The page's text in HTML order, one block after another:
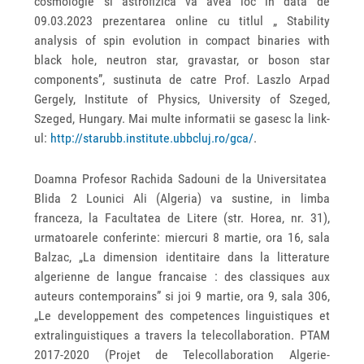
09.03.2023 prezentarea online cu titlul „ Stability
analysis of spin evolution in compact binaries with
black hole, neutron star, gravastar, or boson star
components”, sustinuta de catre Prof. Laszlo Arpad
Gergely, Institute of Physics, University of Szeged,
Szeged, Hungary. Mai multe informatii se gasesc la link-
ul: http://starubb.institute.ubbcluj.ro/gca/.
Doamna Profesor Rachida Sadouni de la Universitatea
Blida 2 Lounici Ali (Algeria) va sustine, in limba
franceza, la Facultatea de Litere (str. Horea, nr. 31),
urmatoarele conferinte: miercuri 8 martie, ora 16, sala
Balzac, „La dimension identitaire dans la litterature
algerienne de langue francaise : des classiques aux
auteurs contemporains” si joi 9 martie, ora 9, sala 306,
„Le developpement des competences linguistiques et
extralinguistiques a travers la telecollaboration. PTAM
2017-2020 (Projet de Telecollaboration Algerie-